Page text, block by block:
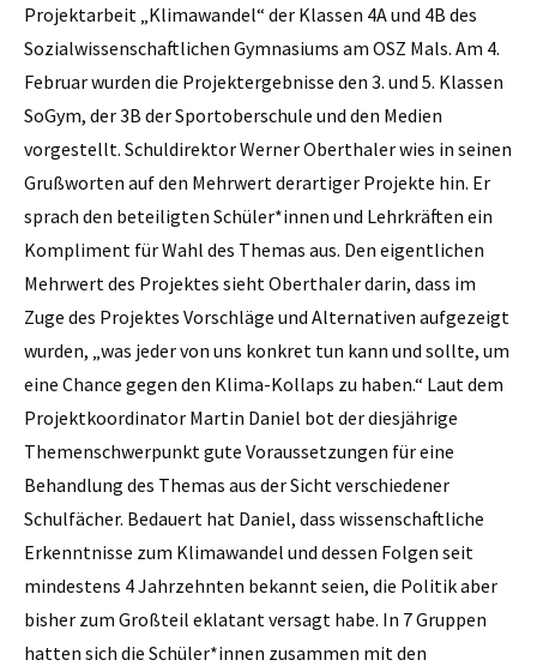
Projektarbeit „Klimawandel“ der Klassen 4A und 4B des
Sozialwissenschaftlichen Gymnasiums am OSZ Mals. Am 4.
Februar wurden die Projektergebnisse den 3. und 5. Klassen
SoGym, der 3B der Sportoberschule und den Medien
vorgestellt. Schuldirektor Werner Oberthaler wies in seinen
Grußworten auf den Mehrwert derartiger Projekte hin. Er
sprach den beteiligten Schüler*innen und Lehrkräften ein
Kompliment für Wahl des Themas aus. Den eigentlichen
Mehrwert des Projektes sieht Oberthaler darin, dass im
Zuge des Projektes Vorschläge und Alternativen aufgezeigt
wurden, „was jeder von uns konkret tun kann und sollte, um
eine Chance gegen den Klima-Kollaps zu haben.“ Laut dem
Projektkoordinator Martin Daniel bot der diesjährige
Themenschwerpunkt gute Voraussetzungen für eine
Behandlung des Themas aus der Sicht verschiedener
Schulfächer. Bedauert hat Daniel, dass wissenschaftliche
Erkenntnisse zum Klimawandel und dessen Folgen seit
mindestens 4 Jahrzehnten bekannt seien, die Politik aber
bisher zum Großteil eklatant versagt habe. In 7 Gruppen
hatten sich die Schüler*innen zusammen mit den